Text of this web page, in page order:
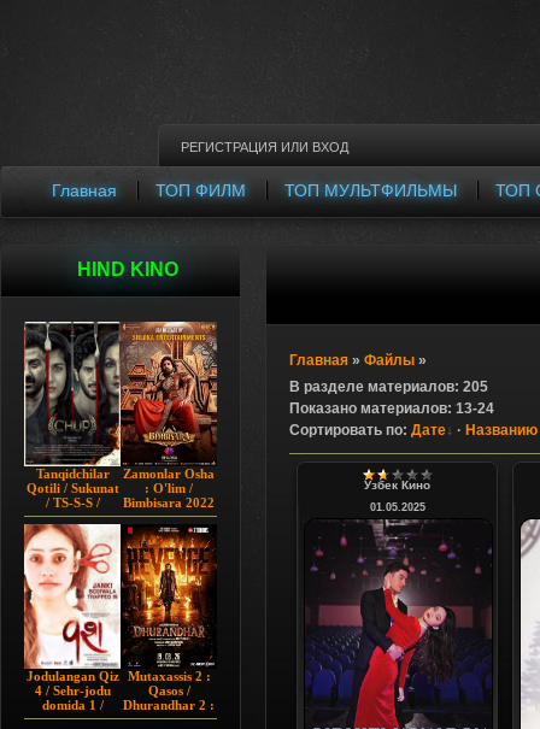
РЕГИСТРАЦИЯ ИЛИ ВХОД
ТОП
ТОП МУЛЬТФИЛЬМЫ
ТОП ФИЛМ
Главная
HIND KINO
Tanqidchilar
Qotili / Sukunat
/ TS-S-S /
Jimjitlik
Ortidagi Sir /
Chup 2022 HD
Hind kino
Zamonlar Osha
: O'lim /
Bimbisara 2022
Hind kino
Uzbek tilida
Jodulangan Qiz
4 / Sehr-jodu
domida 1 /
Egallangan 1 /
Mutaxassis 2 :
Qasos /
Dhurandhar 2 :
Intiqom 2026
Главная » Файлы »
В разделе материалов: 205
Показано материалов: 13-24
Сортировать по: Дате · Названию
Узбек Кино
01.05.2025